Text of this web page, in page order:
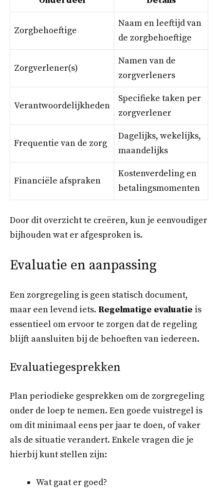
Zorgbehoeftige
Naam en leeftijd van
de zorgbehoeftige
Zorgverlener(s)
Namen van de
zorgverleners
Verantwoordelijkheden
Specifieke taken per
zorgverlener
Frequentie van de zorg
Dagelijks, wekelijks,
maandelijks
Financiële afspraken
Kostenverdeling en
betalingsmomenten
Door dit overzicht te creëren, kun je eenvoudiger
bijhouden wat er afgesproken is.
Evaluatie en aanpassing
Een zorgregeling is geen statisch document,
maar een levend iets. Regelmatige evaluatie is
essentieel om ervoor te zorgen dat de regeling
blijft aansluiten bij de behoeften van iedereen.
Evaluatiegesprekken
Plan periodieke gesprekken om de zorgregeling
onder de loep te nemen. Een goede vuistregel is
om dit minimaal eens per jaar te doen, of vaker
als de situatie verandert. Enkele vragen die je
hierbij kunt stellen zijn:
Wat gaat er goed?